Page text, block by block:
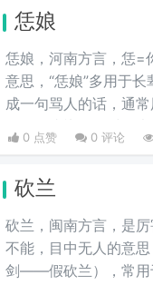
恁娘
恁娘，河南方言，恁=
意思，“恁娘”多用于
成一句骂人的话，通
或风趣色彩的称呼方
0 点赞 0 评论
砍兰
砍兰，闽南方言，是
不能，目中无人的意
剑——假砍兰），常用